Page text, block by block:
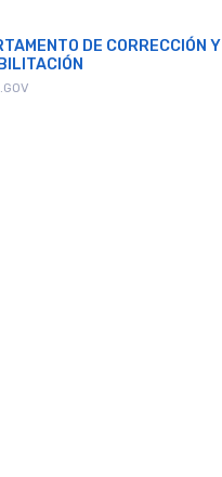
DE CORRECCIÓN Y